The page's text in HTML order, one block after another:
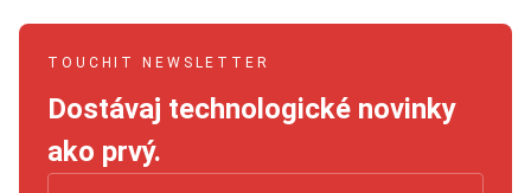
TOUCHIT NEWSLETTER
Dostávaj technologické novinky
ako prvý.